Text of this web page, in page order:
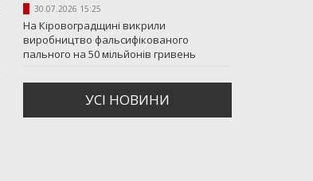
30.07.2026 15:25
На Кіровоградщині викрили
виробництво фальсифікованого
пального на 50 мільйонів гривень
УСI НОВИНИ